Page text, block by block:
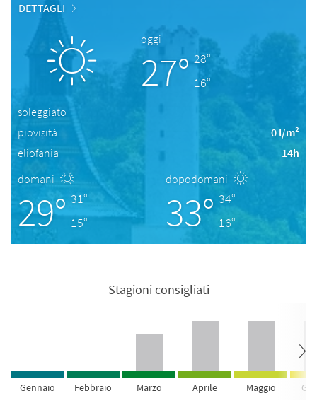
DETTAGLI
oggi
27° 28°
16°
soleggiato
piovisità
0 l/m²
eliofania
14h
domani
29° 31°
15°
dopodomani
33° 34°
16°
Stagioni consigliati
Gennaio Febbraio Marzo Aprile Maggio